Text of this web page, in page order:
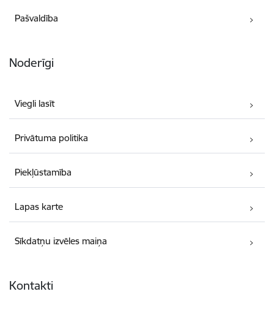
Pašvaldība
Noderīgi
Viegli lasīt
Privātuma politika
Piekļūstamība
Lapas karte
Sīkdatņu izvēles maiņa
Kontakti